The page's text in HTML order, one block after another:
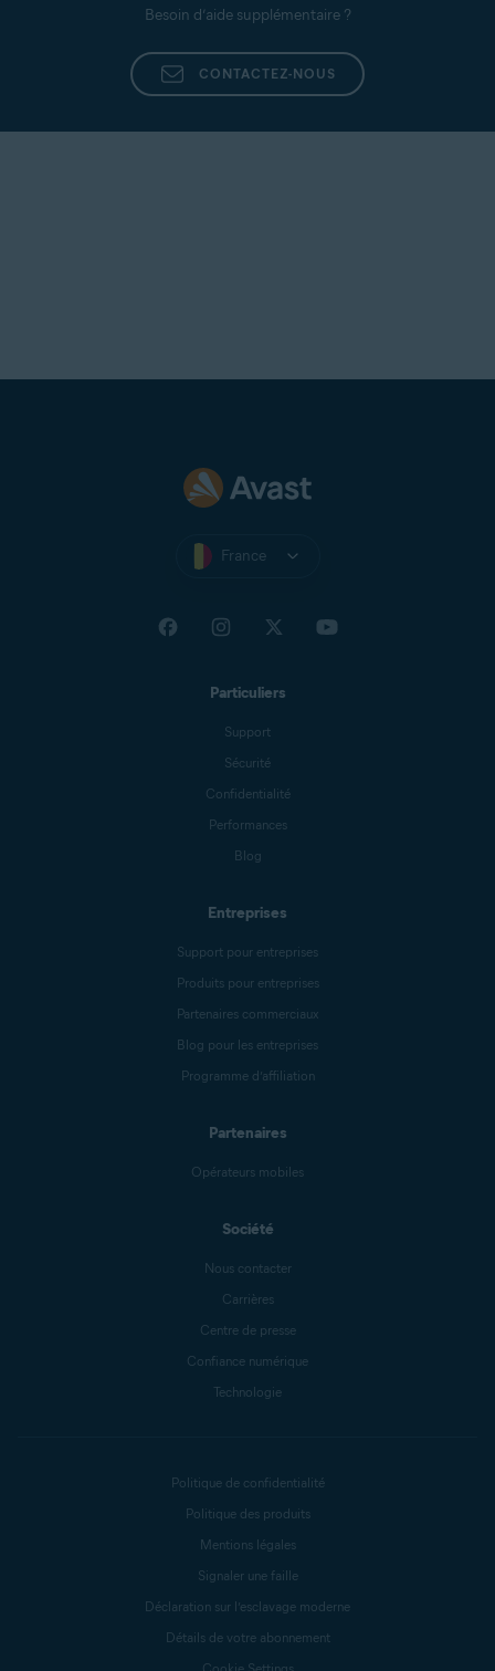
Besoin d’aide supplémentaire ?
CONTACTEZ-NOUS
France
Particuliers
Support
Sécurité
Confidentialité
Performances
Blog
Entreprises
Support pour entreprises
Produits pour entreprises
Partenaires commerciaux
Blog pour les entreprises
Programme d’affiliation
Partenaires
Opérateurs mobiles
Société
Nous contacter
Carrières
Centre de presse
Confiance numérique
Technologie
Politique de confidentialité
Politique des produits
Mentions légales
Signaler une faille
Déclaration sur l’esclavage moderne
Détails de votre abonnement